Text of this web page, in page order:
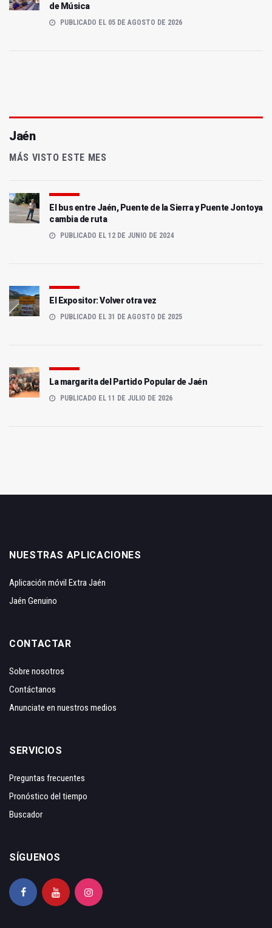
de Música
PUBLICADO EL 05 DE AGOSTO DE 2026
Jaén
MÁS VISTO ESTE MES
El bus entre Jaén, Puente de la Sierra y Puente Jontoya
cambia de ruta
PUBLICADO EL 12 DE JUNIO DE 2024
El Expositor: Volver otra vez
PUBLICADO EL 31 DE AGOSTO DE 2025
La margarita del Partido Popular de Jaén
PUBLICADO EL 11 DE JULIO DE 2026
NUESTRAS APLICACIONES
Aplicación móvil Extra Jaén
Jaén Genuino
CONTACTAR
Sobre nosotros
Contáctanos
Anunciate en nuestros medios
SERVICIOS
Preguntas frecuentes
Pronóstico del tiempo
Buscador
SÍGUENOS